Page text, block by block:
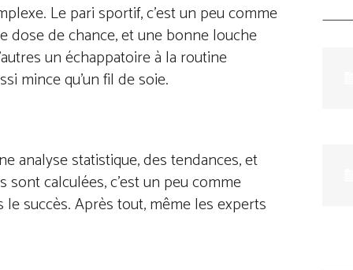
Le pari sportif, c’est un peu comme
dose de chance, et une bonne louche
un échappatoire à la routine
mince qu’un fil de soie.
analyse statistique, des tendances, et
calculées, c’est un peu comme
succès. Après tout, même les experts